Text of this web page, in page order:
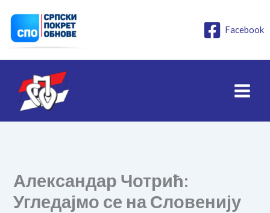
садржај
Facebook
Александар Чотрић:
Угледајмо се на Словенију